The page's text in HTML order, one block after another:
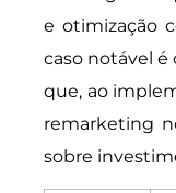
e otimização
caso notável
que, ao
remarketing
sobre